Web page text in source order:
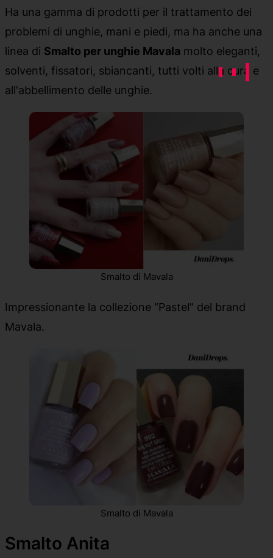
Ha una gamma di prodotti per il trattamento dei
problemi di unghie, mani e piedi, ma ha anche una
linea di Smalto per unghie Mavala molto eleganti,
solventi, fissatori, sbiancanti, tutti volti alla cura e
all'abbellimento delle unghie.
Smalto di Mavala
Impressionante la collezione “Pastel” del brand
Mavala.
Smalto di Mavala
Smalto Anita